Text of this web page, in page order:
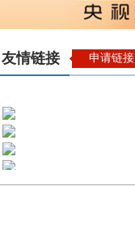
友情链接 申请链接